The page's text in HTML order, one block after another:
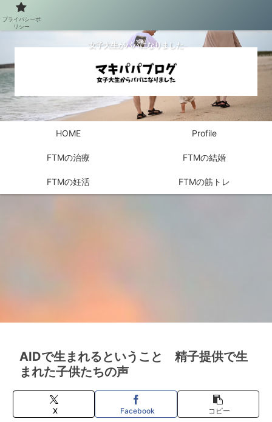
女子大生がパパになりました
HOME Profile
FTMの治療 FTMの結婚
FTMの妊活 FTMの筋トレ
AIDで生まれるということ 精子提供で生
まれた子供たちの声
X Facebook コピー
プライバシーポ
リシー